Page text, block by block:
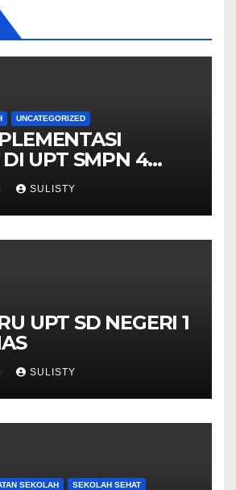
UNCATEGORIZED
DI UPT SMPN 4
SULISTY
UPT SD NEGERI 1
SULISTY
SEKOLAH SEKOLAH SEHAT